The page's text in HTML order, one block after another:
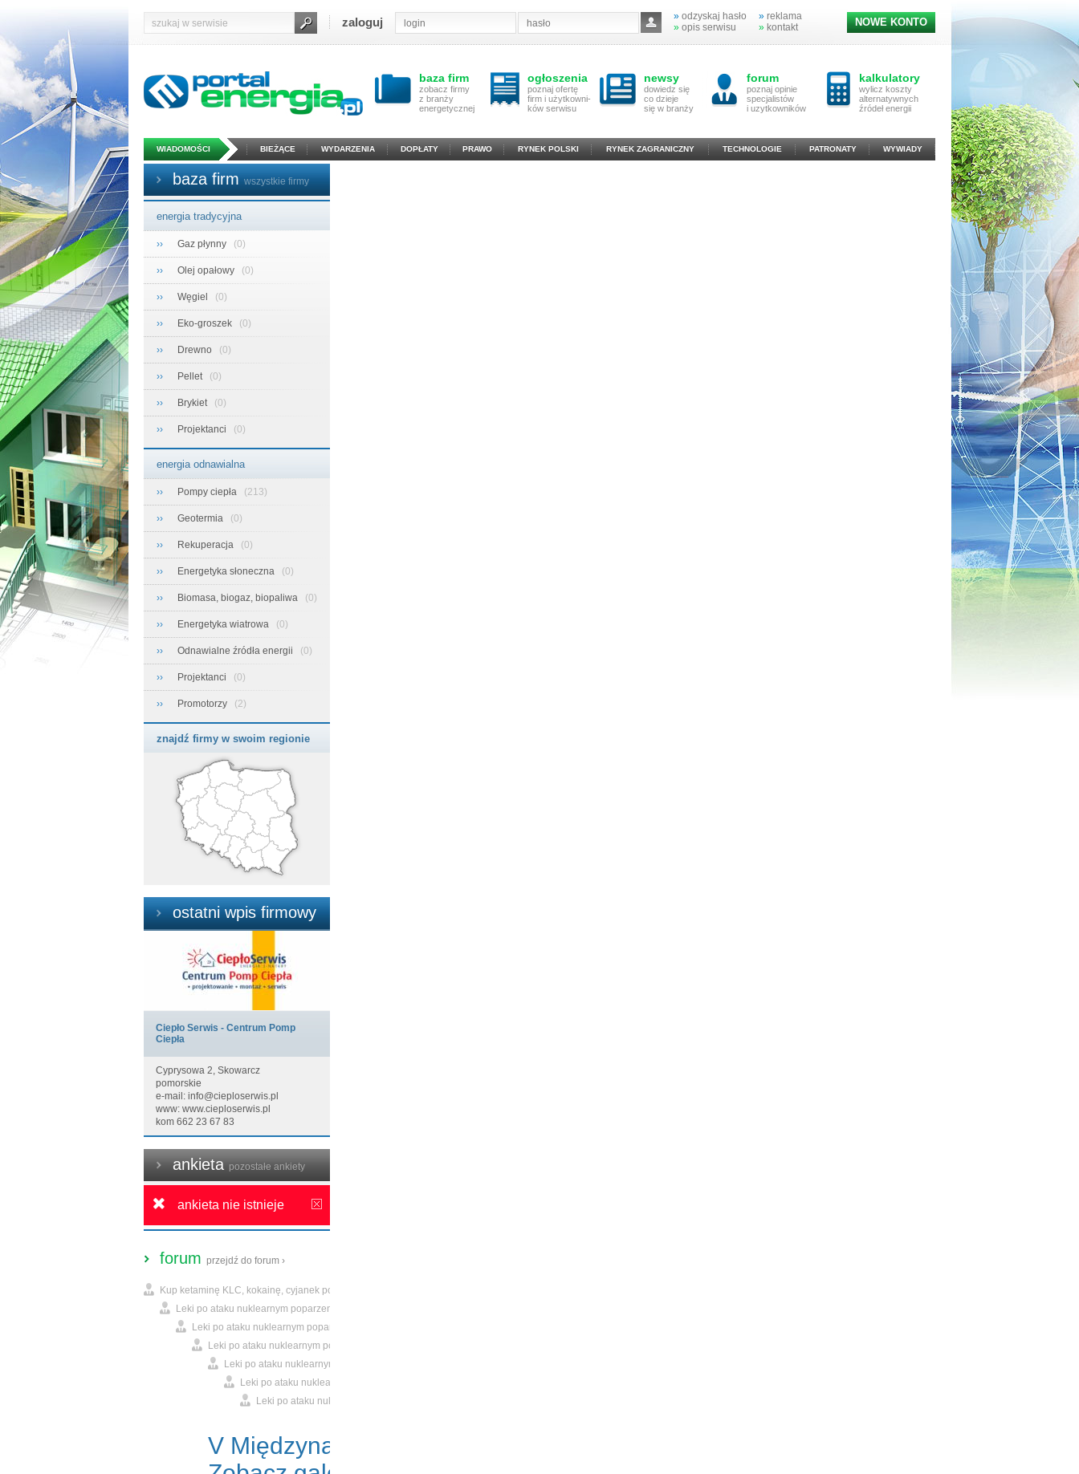
zaloguj » odzyskaj hasło
» opis serwisu
» reklama
» kontakt NOWE KONTO
baza firm
zobacz firmy
z branży
energetycznej
ogłoszenia
poznaj ofertę
firm i użytkowni-
ków serwisu
newsy
dowiedz się
co dzieje
się w branży
forum
poznaj opinie
specjalistów
i uzytkowników
kalkulatory
wylicz koszty
alternatywnych
źródeł energii
WIADOMOŚCI BIEŻĄCE WYDARZENIA DOPŁATY PRAWO RYNEK POLSKI RYNEK ZAGRANICZNY TECHNOLOGIE PATRONATY WYWIADY
baza firm wszystkie firmy
energia tradycyjna
›› Gaz płynny (0)
›› Olej opałowy (0)
›› Węgiel (0)
›› Eko-groszek (0)
›› Drewno (0)
›› Pellet (0)
›› Brykiet (0)
›› Projektanci (0)
energia odnawialna
›› Pompy ciepła (213)
›› Geotermia (0)
›› Rekuperacja (0)
›› Energetyka słoneczna (0)
›› Biomasa, biogaz, biopaliwa (0)
›› Energetyka wiatrowa (0)
›› Odnawialne źródła energii (0)
›› Projektanci (0)
›› Promotorzy (2)
znajdź firmy w swoim regionie
ostatni wpis firmowy
Ciepło Serwis - Centrum Pomp
Ciepła
Cyprysowa 2, Skowarcz
pomorskie
e-mail: info@cieploserwis.pl
www: www.cieploserwis.pl
kom 662 23 67 83
ankieta pozostałe ankiety
ankieta nie istnieje
forum przejdź do forum ›
Kup ketaminę KLC, kokainę, cyjanek potasu. Whatsapp: +44 7737...
Leki po ataku nuklearnym poparzeniu zranieniu napromieniowaniu leczenie popromienne...
Leki po ataku nuklearnym poparzeniu zranieniu napromieniowaniu leczenie popromienne...
Leki po ataku nuklearnym poparzeniu zranieniu napromieniowaniu leczenie popromienne...
Leki po ataku nuklearnym poparzeniu zranieniu napromieniowaniu leczenie popromienne...
Leki po ataku nuklearnym poparzeniu zranieniu napromieniowaniu leczenie popromienne...
Leki po ataku nuklearnym poparzeniu zranieniu napromieniowaniu leczenie popromienne...
V Międzynarodowe Targi Energii Odnawialnej TEO.